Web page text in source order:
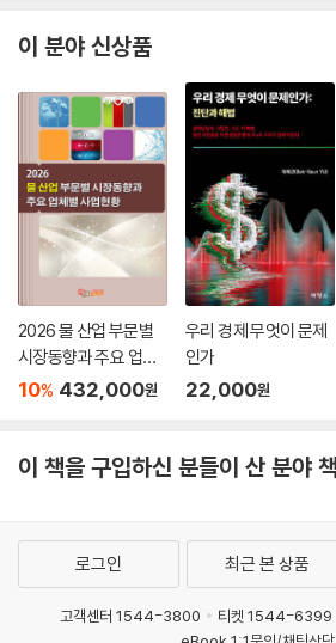
된다면 저성장 국면이 이어질 것으로 관측된다.
있다는 경고가 나오는 이유다.
경제위기 현실화 가능성...신용도·외환보유액
다만 전문가들은 2008년과 같은 경제위기가
다고 판단한다. 2008년 이후 위기에 버틸 수
문이다. 금리인상 속도나 환율 등 일부 경제지
근접한 수준까지 악화됐으나, 대부분은 당시보
적이다. 각종 지표도 2008년보다 안정적이라
게 보는 이유다.
ercompensation)으로 전화위복의 전기를
라·기업·가계가 될 수 있는 '초과회복'의 길을
으로 10년의 신경제로 글로벌 질서가 재편되
에 없던 기회가 올지 모른다.
이 분야 신상품
2026 물 산업 부문별
시장동향과 주요 업체
별 사업현황
10% 432,000원
우리 경제 무엇이 문제
인가
22,000원
이 책을 구입하신 분들이 산 분야 책
로그인 최근 본 상품
고객센터 1544-3800 티켓 1544-6399